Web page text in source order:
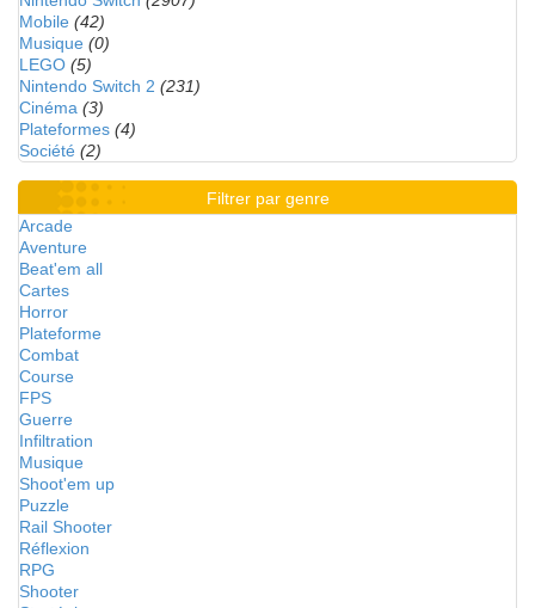
Mobile (42)
Musique (0)
LEGO (5)
Nintendo Switch 2 (231)
Cinéma (3)
Plateformes (4)
Société (2)
Filtrer par genre
Arcade
Aventure
Beat'em all
Cartes
Horror
Plateforme
Combat
Course
FPS
Guerre
Infiltration
Musique
Shoot'em up
Puzzle
Rail Shooter
Réflexion
RPG
Shooter